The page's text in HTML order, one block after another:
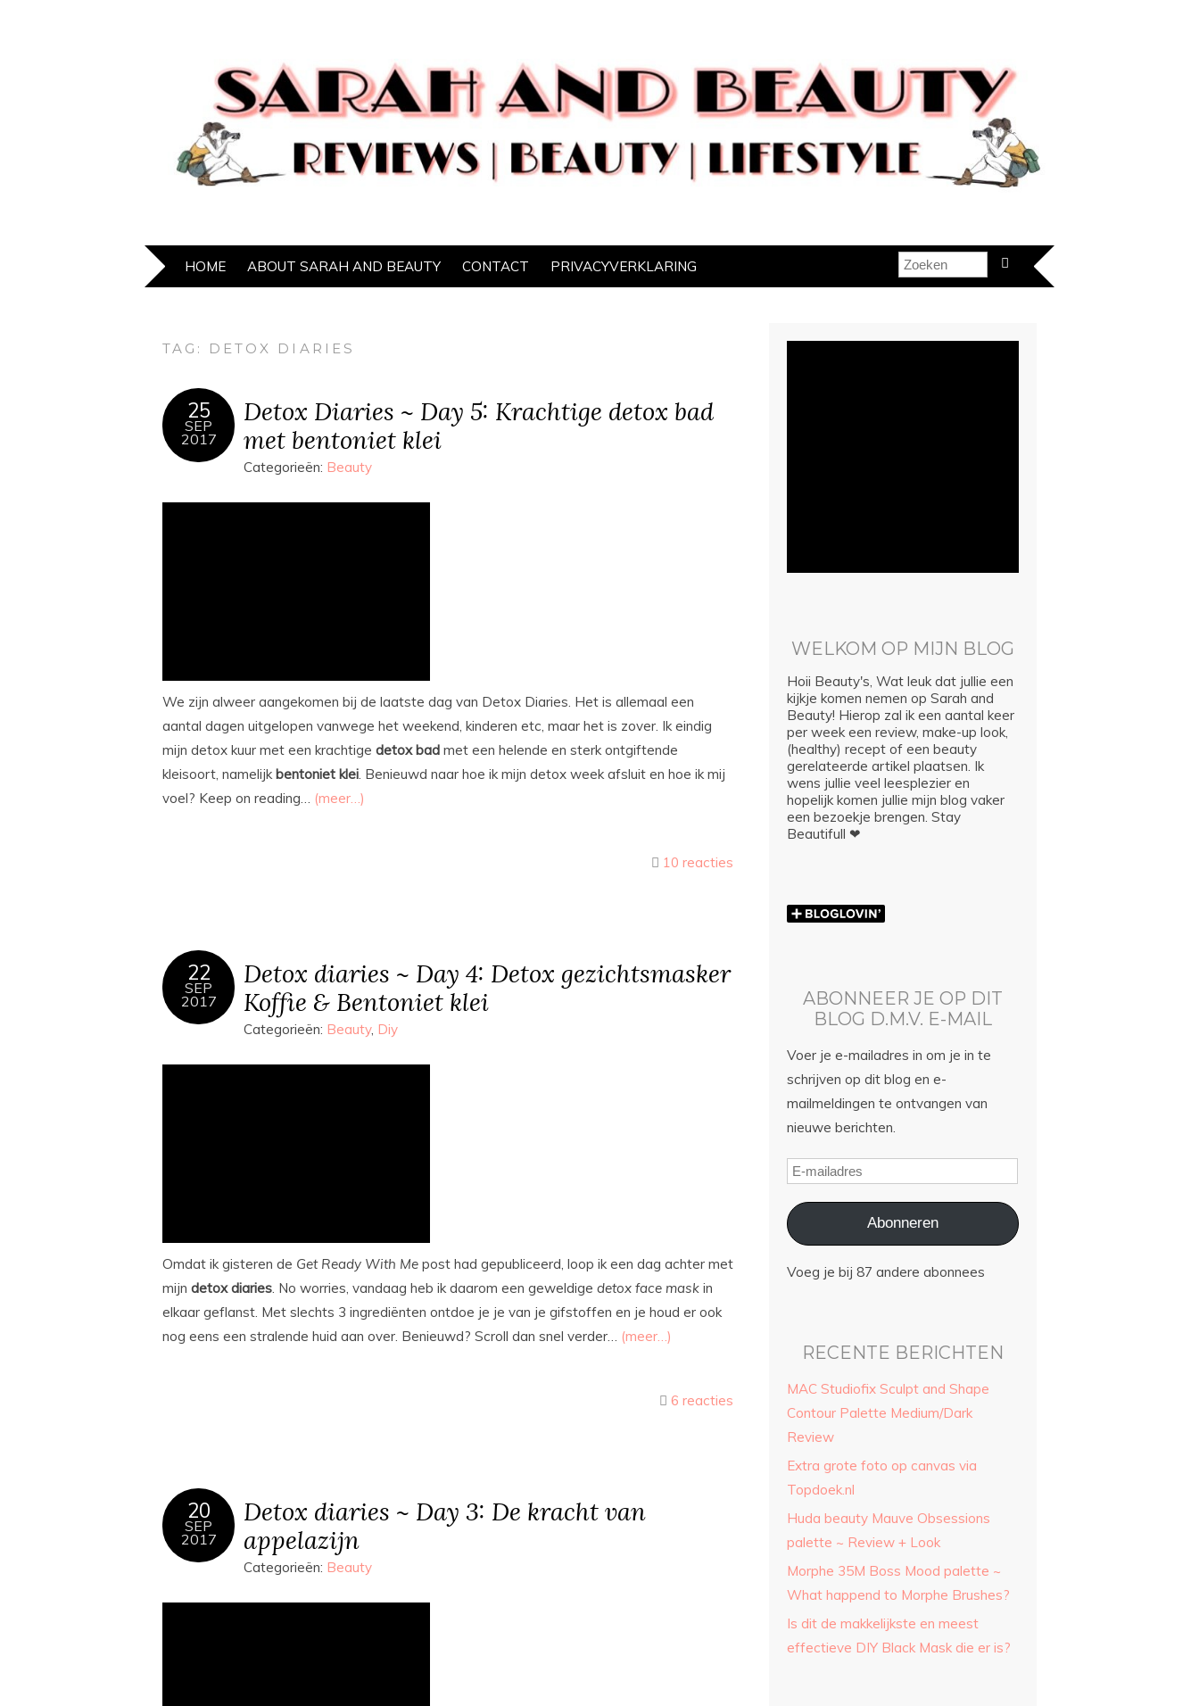
HOME ABOUT SARAH AND BEAUTY CONTACT PRIVACYVERKLARING
TAG: DETOX DIARIES
25
SEP
2017
Detox Diaries ~ Day 5: Krachtige detox bad
met bentoniet klei
Categorieën: Beauty
We zijn alweer aangekomen bij de laatste dag van Detox Diaries. Het is allemaal een
aantal dagen uitgelopen vanwege het weekend, kinderen etc, maar het is zover. Ik eindig
mijn detox kuur met een krachtige detox bad met een helende en sterk ontgiftende
kleisoort, namelijk bentoniet klei. Benieuwd naar hoe ik mijn detox week afsluit en hoe ik mij
voel? Keep on reading… (meer…)
10 reacties
22
SEP
2017
Detox diaries ~ Day 4: Detox gezichtsmasker
Koffie & Bentoniet klei
Categorieën: Beauty, Diy
Omdat ik gisteren de Get Ready With Me post had gepubliceerd, loop ik een dag achter met
mijn detox diaries. No worries, vandaag heb ik daarom een geweldige detox face mask in
elkaar geflanst. Met slechts 3 ingrediënten ontdoe je je van je gifstoffen en je houd er ook
nog eens een stralende huid aan over. Benieuwd? Scroll dan snel verder… (meer…)
6 reacties
20
SEP
2017
Detox diaries ~ Day 3: De kracht van
appelazijn
Categorieën: Beauty
WELKOM OP MIJN BLOG
Hoii Beauty's, Wat leuk dat jullie een
kijkje komen nemen op Sarah and
Beauty! Hierop zal ik een aantal keer
per week een review, make-up look,
(healthy) recept of een beauty
gerelateerde artikel plaatsen. Ik
wens jullie veel leesplezier en
hopelijk komen jullie mijn blog vaker
een bezoekje brengen. Stay
Beautifull ❤
ABONNEER JE OP DIT
BLOG D.M.V. E-MAIL
Voer je e-mailadres in om je in te
schrijven op dit blog en e-
mailmeldingen te ontvangen van
nieuwe berichten.
Abonneren
Voeg je bij 87 andere abonnees
RECENTE BERICHTEN
MAC Studiofix Sculpt and Shape
Contour Palette Medium/Dark
Review
Extra grote foto op canvas via
Topdoek.nl
Huda beauty Mauve Obsessions
palette ~ Review + Look
Morphe 35M Boss Mood palette ~
What happend to Morphe Brushes?
Is dit de makkelijkste en meest
effectieve DIY Black Mask die er is?